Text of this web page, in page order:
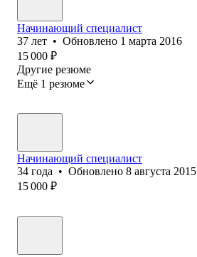
Начинающий специалист
37 лет • Обновлено 1 марта 2016
15 000 ₽
Другие резюме
Ещё 1 резюме
Начинающий специалист
34 года • Обновлено 8 августа 2015
15 000 ₽